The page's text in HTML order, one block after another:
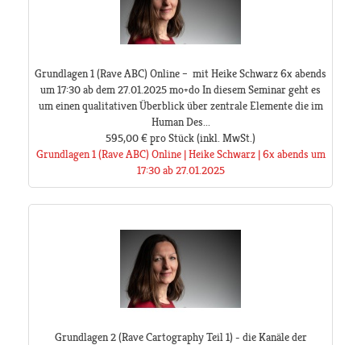
Grundlagen 1 (Rave ABC) Online – mit Heike Schwarz 6x abends
um 17:30 ab dem 27.01.2025 mo+do In diesem Seminar geht es
um einen qualitativen Überblick über zentrale Elemente die im
Human Des...
595,00 €pro Stück(inkl. MwSt.)
Grundlagen 1 (Rave ABC) Online | Heike Schwarz | 6x abends um
17:30 ab 27.01.2025
Grundlagen 2 (Rave Cartography Teil 1) - die Kanäle der